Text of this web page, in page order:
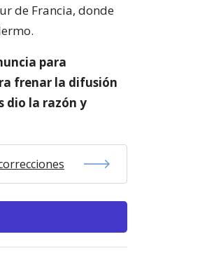
de Francia, donde
para
frenar la difusión
dio la razón y